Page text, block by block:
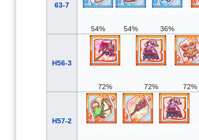
63-7
54% 54% 36%
H56-3
72% 72% 72%
H57-2